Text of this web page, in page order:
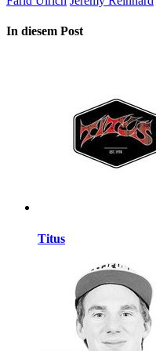
In diesem Post
Titus